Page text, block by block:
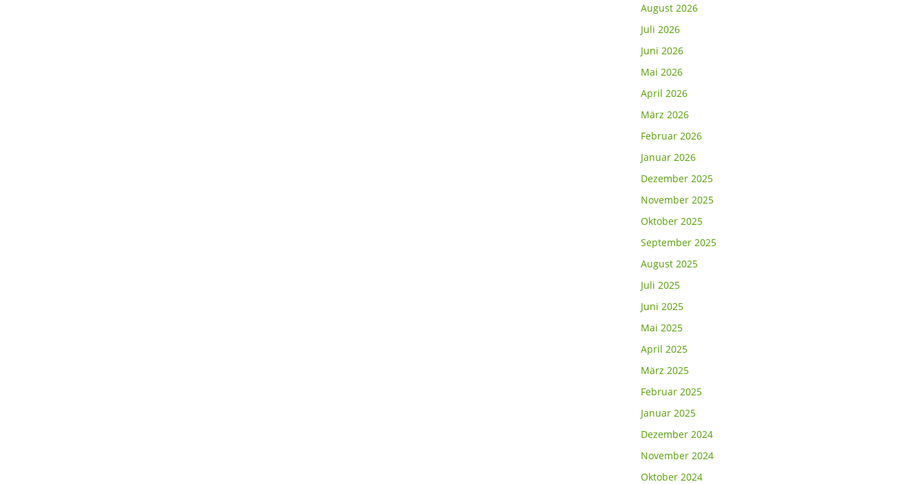
August 2026
Juli 2026
Juni 2026
Mai 2026
April 2026
März 2026
Februar 2026
Januar 2026
Dezember 2025
November 2025
Oktober 2025
September 2025
August 2025
Juli 2025
Juni 2025
Mai 2025
April 2025
März 2025
Februar 2025
Januar 2025
Dezember 2024
November 2024
Oktober 2024